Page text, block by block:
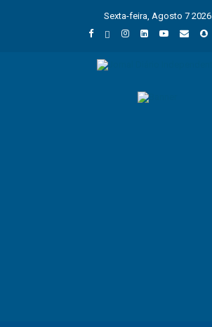
Sexta-feira, Agosto 7 2026